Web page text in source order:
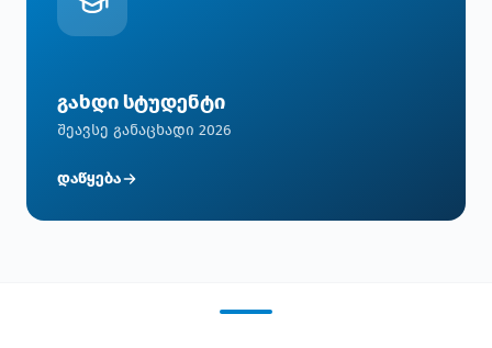
გახდი სტუდენტი
შეავსე განაცხადი 2026
დაწყება